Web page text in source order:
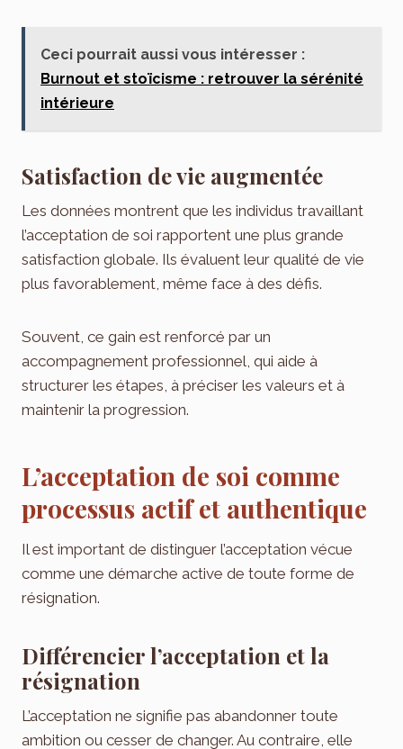
Ceci pourrait aussi vous intéresser :
Burnout et stoïcisme : retrouver la sérénité
intérieure
Satisfaction de vie augmentée
Les données montrent que les individus travaillant
l’acceptation de soi rapportent une plus grande
satisfaction globale. Ils évaluent leur qualité de vie
plus favorablement, même face à des défis.
Souvent, ce gain est renforcé par un
accompagnement professionnel, qui aide à
structurer les étapes, à préciser les valeurs et à
maintenir la progression.
L’acceptation de soi comme
processus actif et authentique
Il est important de distinguer l’acceptation vécue
comme une démarche active de toute forme de
résignation.
Différencier l’acceptation et la
résignation
L’acceptation ne signifie pas abandonner toute
ambition ou cesser de changer. Au contraire, elle